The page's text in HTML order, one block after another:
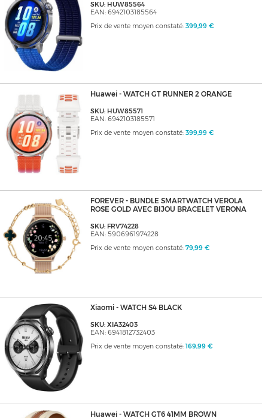
SKU: HUW85564
EAN: 6942103185564
Prix de vente moyen constaté: 399,99 €
Huawei - WATCH GT RUNNER 2 ORANGE
SKU: HUW85571
EAN: 6942103185571
Prix de vente moyen constaté: 399,99 €
FOREVER - BUNDLE SMARTWATCH VEROLA
ROSE GOLD AVEC BIJOU BRACELET VERONA
SKU: FRV74228
EAN: 5906961974228
Prix de vente moyen constaté: 79,99 €
Xiaomi - WATCH S4 BLACK
SKU: XIA32403
EAN: 6941812732403
Prix de vente moyen constaté: 169,99 €
Huawei - WATCH GT6 41MM BROWN